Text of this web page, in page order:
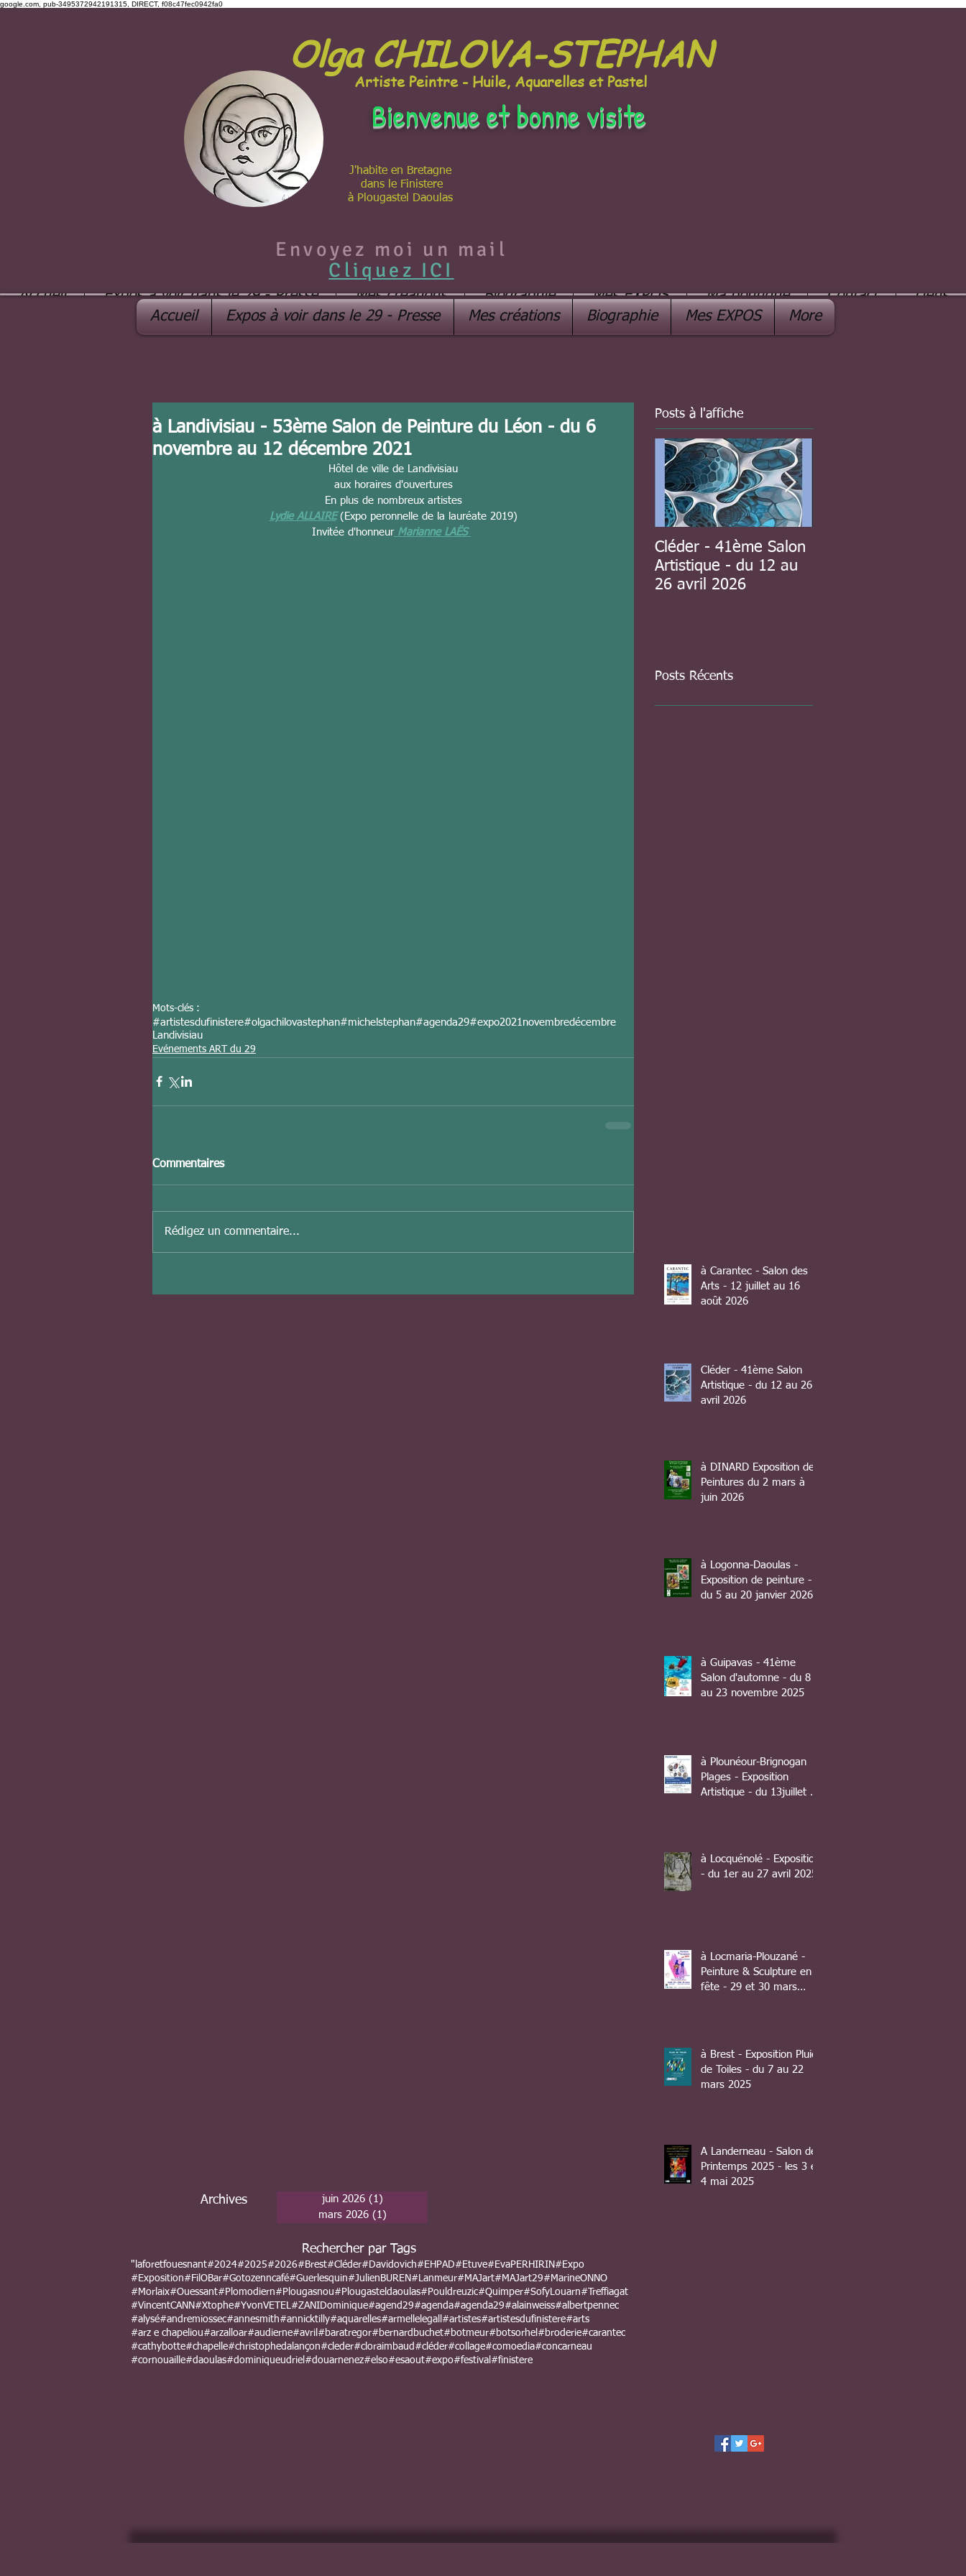
google.com, pub-3495372942191315, DIRECT, f08c47fec0942fa0
Olga CHILOVA-STEPHAN
Artiste Peintre - Huile, Aquarelles et Pastel
J'habite en Bretagne
dans le Finistere
à Plougastel Daoulas
Bienvenue et bonne visite
Envoyez moi un mail
Cliquez ICI
Accueil Expos à voir dans le 29 - Presse Mes créations Biographie Mes EXPOS Ma boutique Contact
Liens
Accueil
Expos à voir dans le 29 - Presse Mes créations Biographie Mes EXPOS More
à Landivisiau - 53ème Salon de Peinture du Léon - du 6
novembre au 12 décembre 2021
Hôtel de ville de Landivisiau
aux horaires d'ouvertures
En plus de nombreux artistes
Lydie ALLAIRE (Expo peronnelle de la lauréate 2019)
Invitée d'honneur Marianne LAËS
Mots-clés :
#artistesdufinistere#olgachilovastephan#michelstephan#agenda29#expo2021 novembredécembre
Landivisiau
Evénements ART du 29
Commentaires
Rédigez un commentaire...
Archives juin 2026 (1)
mars 2026 (1)
Posts à l'affiche
Cléder - 41ème Salon
Artistique - du 12 au
26 avril 2026
Posts Récents
à Carantec - Salon des
Arts - 12 juillet au 16
août 2026
Cléder - 41ème Salon
Artistique - du 12 au 26
avril 2026
à DINARD Exposition de
Peintures du 2 mars à
juin 2026
à Logonna-Daoulas -
Exposition de peinture -
du 5 au 20 janvier 2026
à Guipavas - 41ème
Salon d'automne - du 8
au 23 novembre 2025
à Plounéour-Brignogan
Plages - Exposition
Artistique - du 13juillet au
à Locquénolé - Exposition
- du 1er au 27 avril 2025
à Locmaria-Plouzané -
Peinture & Sculpture en
fête - 29 et 30 mars
à Brest - Exposition Pluie
de Toiles - du 7 au 22
mars 2025
A Landerneau - Salon de
Printemps 2025 - les 3 et
4 mai 2025
Rechercher par Tags
"laforetfouesnant#2024#2025#2026#Brest#Cléder#Davidovich#EHPAD#Etuve#EvaPERHIRIN #Expo
#Exposition#FilOBar#Gotozenncafé#Guerlesquin#JulienBUREN #Lanmeur#MAJart#MAJart29#MarineONNO
#Morlaix#Ouessant#Plomodiern#Plougasnou#Plougasteldaoulas#Pouldreuzic#Quimper#SofyLouarn#Treffiagat
#VincentCANN #Xtophe#YvonVETEL#ZANIDominique#agend29#agenda#agenda29#alainweiss#albertpennec
#alysé#andremiossec#annesmith#annicktilly#aquarelles#armellelegall #artistes#artistesdufinistere#arts
#arz e chapeliou#arzalloar#audierne#avril #baratregor#bernardbuchet#botmeur#botsorhel #broderie#carantec
#cathybotte#chapelle#christophedalançon#cleder#cloraimbaud #cléder#collage#comoedia#concarneau
#cornouaille#daoulas#dominiqueudriel #douarnenez#elso#esaout#expo#festival #finistere